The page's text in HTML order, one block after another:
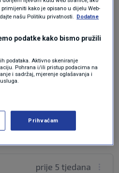
Odgovor
daju proizvodjači
cirkusu profitiraju, za
prije 5 tjedana
kako je opisano u dijelu Web-
našu Politiku privatnosti.
Dodatne
podatke kako bismo pružili
podataka. Aktivno skeniranje
Pohrana i/ili pristup podacima na
i sadržaj, mjerenje oglašavanja i
Prihvaćam